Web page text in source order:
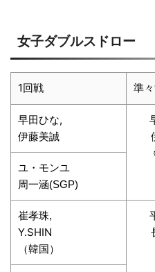
女子ダブルスドロー
1回戦 準
早田ひな,
伊藤美誠
ユ・モンユ
周一涵(SGP)
崔孝珠,
Y.SHIN
（韓国）